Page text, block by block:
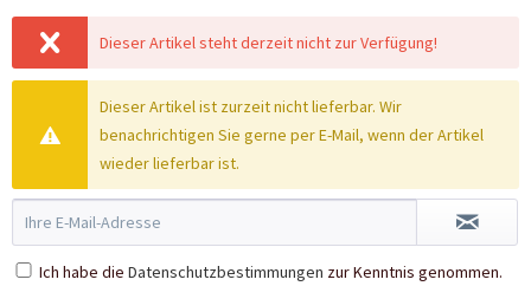
Dieser Artikel steht derzeit nicht zur Verfügung!
Dieser Artikel ist zurzeit nicht lieferbar. Wir
benachrichtigen Sie gerne per E-Mail, wenn der Artikel
wieder lieferbar ist.
Ich habe die Datenschutzbestimmungen zur Kenntnis genommen.